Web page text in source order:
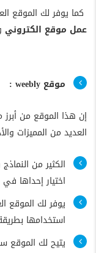
كما يوفر لك الموقع
عمل موقع الكتروني
موقع weebly :
إن هذا الموقع من أبرز
العديد من المميزات
الكثير من
اختيار إحداها في
يوفر لك الموقع
استخدامها
يتيح لك الموقع